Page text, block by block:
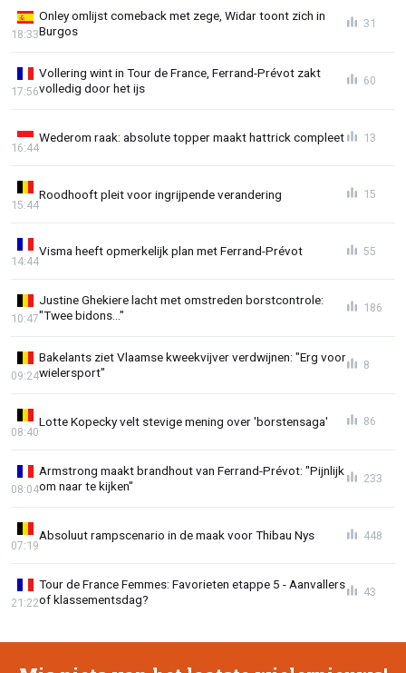
Onley omlijst comeback met zege, Widar toont zich in
Burgos
18:33
31
Vollering wint in Tour de France, Ferrand-Prévot zakt
volledig door het ijs
17:56
60
Wederom raak: absolute topper maakt hattrick compleet
16:44
13
Roodhooft pleit voor ingrijpende verandering
15:44
15
Visma heeft opmerkelijk plan met Ferrand-Prévot
14:44
55
Justine Ghekiere lacht met omstreden borstcontrole:
"Twee bidons..."
10:47
186
Bakelants ziet Vlaamse kweekvijver verdwijnen: "Erg voor
wielersport"
09:24
8
Lotte Kopecky velt stevige mening over 'borstensaga'
08:40
86
Armstrong maakt brandhout van Ferrand-Prévot: "Pijnlijk
om naar te kijken"
08:04
233
Absoluut rampscenario in de maak voor Thibau Nys
07:19
448
Tour de France Femmes: Favorieten etappe 5 - Aanvallers
of klassementsdag?
21:22
43